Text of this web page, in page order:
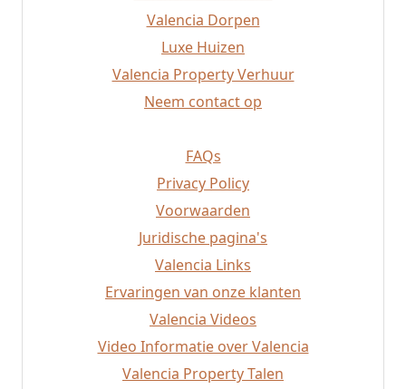
Valencia Strand
Requena
Rafelbunyol
Alzira
Mislata
Valencia Dorpen
Luxe Huizen
Valencia Property Verhuur
Neem contact op
FAQs
Privacy Policy
Voorwaarden
Juridische pagina's
Valencia Links
Ervaringen van onze klanten
Valencia Videos
Video Informatie over Valencia
Valencia Property Talen